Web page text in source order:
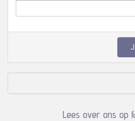
Lees over ons op